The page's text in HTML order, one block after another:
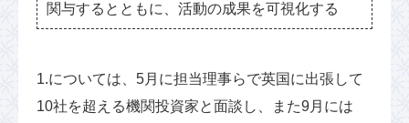
関与するとともに、活動の成果を可視化する
1.については、5月に担当理事らで英国に出張して
10社を超える機関投資家と面談し、また9月には